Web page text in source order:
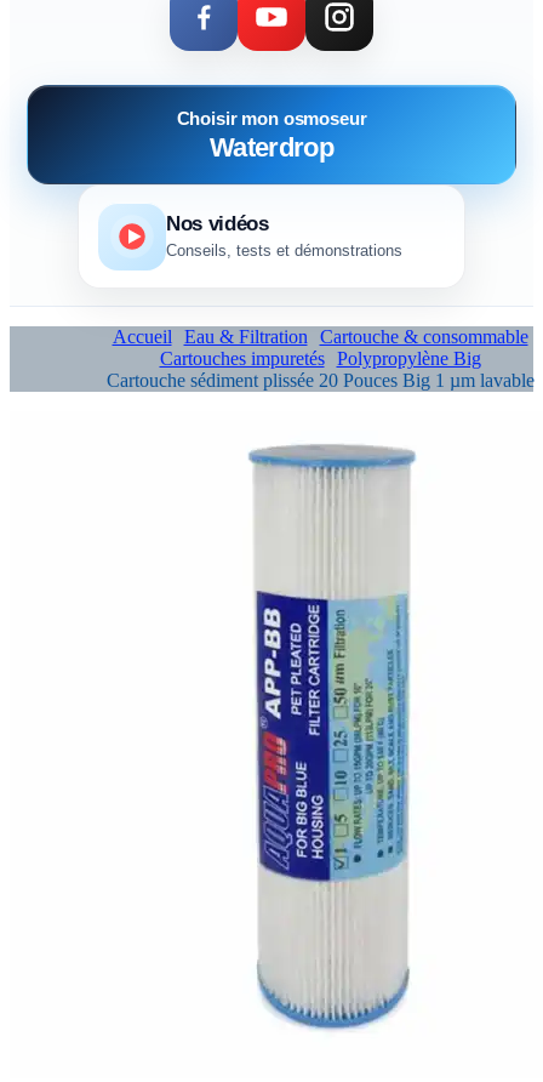
Choisir mon osmoseur
Waterdrop
Nos vidéos
Conseils, tests et démonstrations
Accueil Eau & Filtration
Cartouche & consommable
Cartouches impuretés
Polypropylène Big
Cartouche sédiment plissée 20 Pouces Big 1 µm lavable